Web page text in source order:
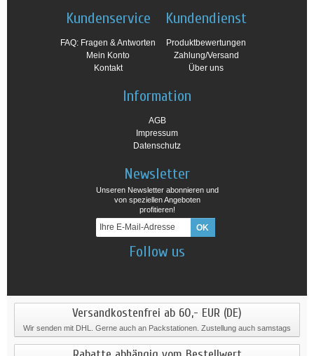
Kundenservice
FAQ: Fragen & Antworten
Mein Konto
Kontakt
Kundendienst
Produktbewertungen
Zahlung/Versand
Über uns
Information
AGB
Impressum
Datenschutz
Newsletter
Unseren Newsletter abonnieren und
von speziellen Angeboten
profitieren!
Follow us
Versandkostenfrei ab 60,- EUR (DE)
Wir senden mit DHL. Gerne auch an Packstationen. Zustellung auch samstags